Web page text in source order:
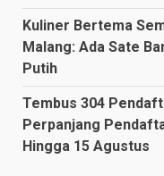
Kuliner Bertema
Malang: Ada Sate
Putih
Tembus 304
Perpanjang
Hingga 15 Agustus